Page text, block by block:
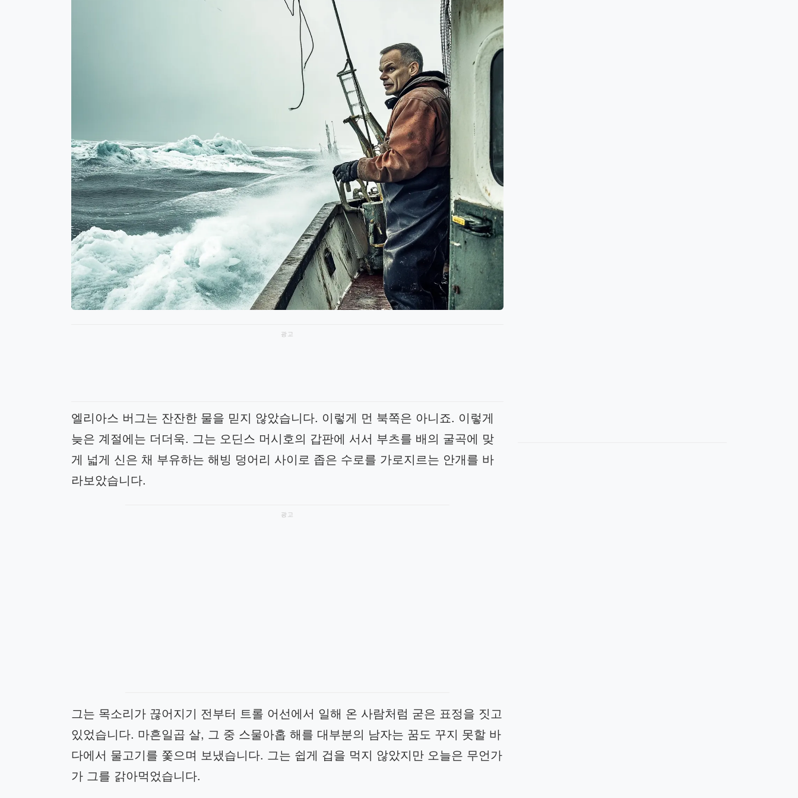
광고
엘리아스 버그는 잔잔한 물을 믿지 않았습니다. 이렇게 먼 북쪽은 아니죠. 이렇게
늦은 계절에는 더더욱. 그는 오딘스 머시호의 갑판에 서서 부츠를 배의 굴곡에 맞
게 넓게 신은 채 부유하는 해빙 덩어리 사이로 좁은 수로를 가로지르는 안개를 바
라보았습니다.
광고
그는 목소리가 끊어지기 전부터 트롤 어선에서 일해 온 사람처럼 굳은 표정을 짓고
있었습니다. 마흔일곱 살, 그 중 스물아홉 해를 대부분의 남자는 꿈도 꾸지 못할 바
다에서 물고기를 쫓으며 보냈습니다. 그는 쉽게 겁을 먹지 않았지만 오늘은 무언가
가 그를 갉아먹었습니다.